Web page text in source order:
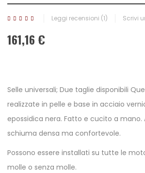
Leggi recensioni (1) Scrivi
161,16 €
Selle universali; Due taglie disponibili
realizzate in pelle e base in acciaio
epossidica nera. Fatto e cucito a
schiuma densa ma confortevole.
Possono essere installati su tutte le
molle o senza molle.